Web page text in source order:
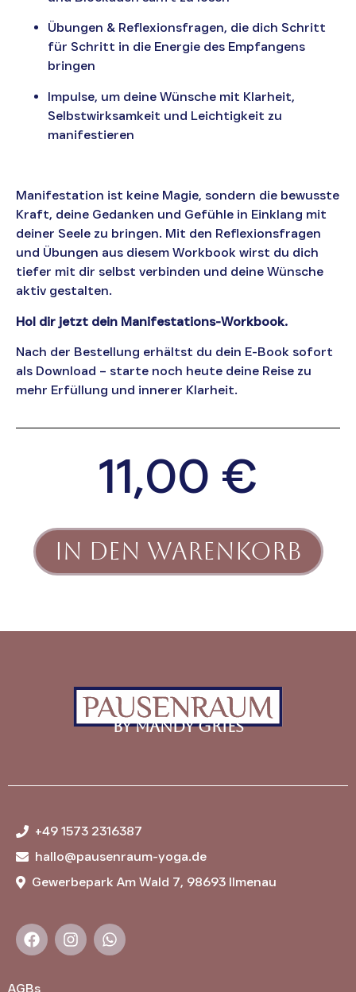
Übungen & Reflexionsfragen, die dich Schritt
für Schritt in die Energie des Empfangens
bringen
Impulse, um deine Wünsche mit Klarheit,
Selbstwirksamkeit und Leichtigkeit zu
manifestieren
Manifestation ist keine Magie, sondern die bewusste
Kraft, deine Gedanken und Gefühle in Einklang mit
deiner Seele zu bringen. Mit den Reflexionsfragen
und Übungen aus diesem Workbook wirst du dich
tiefer mit dir selbst verbinden und deine Wünsche
aktiv gestalten.
Hol dir jetzt dein Manifestations-Workbook.
Nach der Bestellung erhältst du dein E-Book sofort
als Download – starte noch heute deine Reise zu
mehr Erfüllung und innerer Klarheit.
11,00 €
In den Warenkorb
by Mandy Gries
+49 1573 2316387
hallo@pausenraum-yoga.de
Gewerbepark Am Wald 7, 98693 Ilmenau
AGBs